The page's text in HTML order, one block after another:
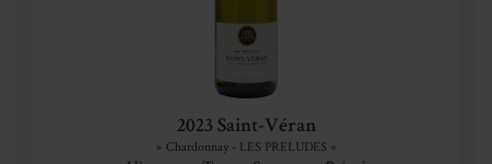
2023 Saint-Véran
» Chardonnay - LES PRELUDES «